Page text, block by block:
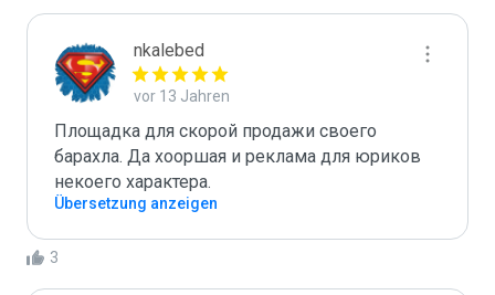
nkalebed
vor 13 Jahren
Площадка для скорой продажи своего
барахла. Да хооршая и реклама для юриков
некоего характера.
Übersetzung anzeigen
3